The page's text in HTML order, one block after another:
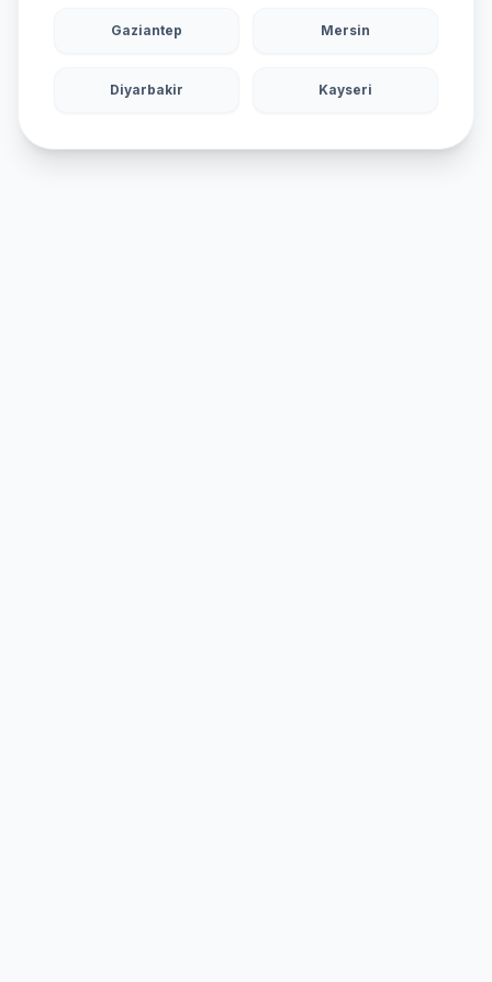
Gaziantep Mersin
Diyarbakir Kayseri